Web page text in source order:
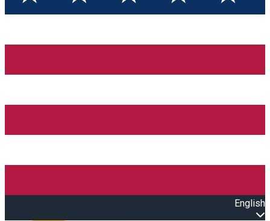
English